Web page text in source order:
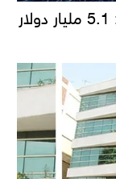
قفزة في صادرات الصناعات الغذائية: 5.1 مليار دولار